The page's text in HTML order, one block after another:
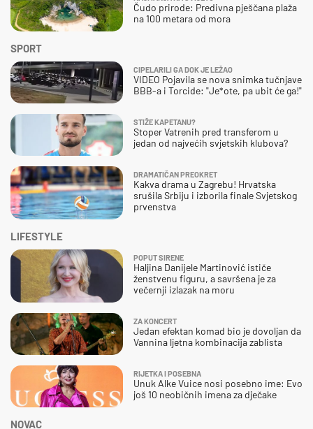
SPORT
CIPELARILI GA DOK JE LEŽAO
VIDEO Pojavila se nova snimka tučnjave
BBB-a i Torcide: "Je*ote, pa ubit će ga!"
STIŽE KAPETANU?
Stoper Vatrenih pred transferom u
jedan od najvećih svjetskih klubova?
DRAMATIČAN PREOKRET
Kakva drama u Zagrebu! Hrvatska
srušila Srbiju i izborila finale Svjetskog
prvenstva
Čudo prirode: Predivna pješčana plaža
na 100 metara od mora
NOVAC
LIFESTYLE
POPUT SIRENE
Haljina Danijele Martinović ističe
ženstvenu figuru, a savršena je za
večernji izlazak na moru
ZA KONCERT
Jedan efektan komad bio je dovoljan da
Vannina ljetna kombinacija zablista
RIJETKA I POSEBNA
Unuk Alke Vuice nosi posebno ime: Evo
još 10 neobičnih imena za dječake